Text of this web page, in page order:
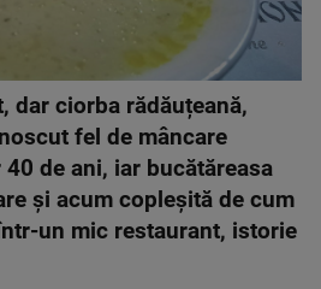
dar ciorba rădăuțeană,
fel de mâncare
de ani, iar bucătăreasa
și acum copleșită de cum
un mic restaurant, istorie